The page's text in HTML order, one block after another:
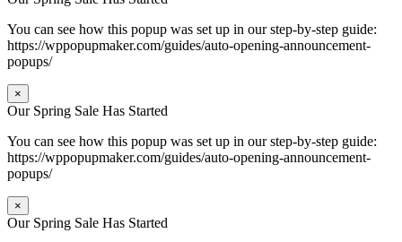
You can see how this popup was set up in our step-by-step guide:
https://wppopupmaker.com/guides/auto-opening-announcement-
popups/
×
Our Spring Sale Has Started
You can see how this popup was set up in our step-by-step guide:
https://wppopupmaker.com/guides/auto-opening-announcement-
popups/
×
Our Spring Sale Has Started